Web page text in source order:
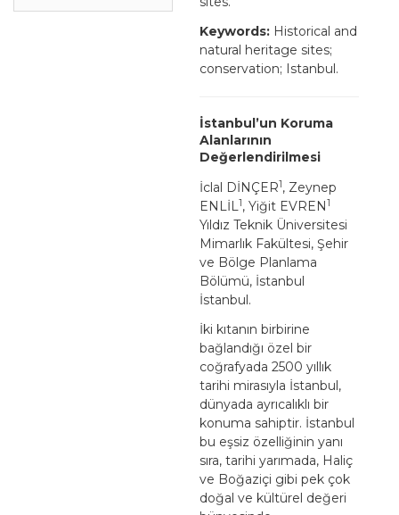
Keywords: Historical and
natural heritage sites;
conservation; Istanbul.
İstanbul’un Koruma
Alanlarının
Değerlendirilmesi
İclal DİNÇER1, Zeynep
ENLİL1, Yiğit EVREN1
Yıldız Teknik Üniversitesi
Mimarlık Fakültesi, Şehir
ve Bölge Planlama
Bölümü, İstanbul
İstanbul.
İki kıtanın birbirine
bağlandığı özel bir
coğrafyada 2500 yıllık
tarihi mirasıyla İstanbul,
dünyada ayrıcalıklı bir
konuma sahiptir. İstanbul
bu eşsiz özelliğinin yanı
sıra, tarihi yarımada, Haliç
ve Boğaziçi gibi pek çok
doğal ve kültürel değeri